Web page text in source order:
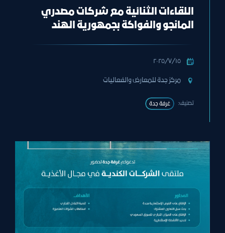
اللقاءات الثنائية مع شركات مصدري
المانجو والفواكة بجمهورية الهند
١٥‏/٧‏/٢٠٢٥
مركز جدة للمعارض والفعاليات
تصنيف: غرفة جدة